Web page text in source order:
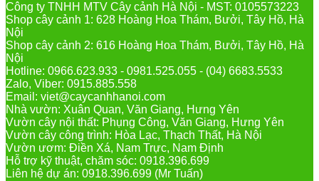
Công ty TNHH MTV Cây cảnh Hà Nội - MST: 0105573223
Shop cây cảnh 1: 628 Hoàng Hoa Thám, Bưởi, Tây Hồ, Hà
Nội
Shop cây cảnh 2: 616 Hoàng Hoa Thám, Bưởi, Tây Hồ, Hà
Nội
Hotline: 0966.623.933 - 0981.525.055 - (04) 6683.5533
Zalo, Viber: 0915.885.558
Email: viet@caycanhhanoi.com
Nhà vườn: Xuân Quan, Văn Giang, Hưng Yên
Vườn cây nội thất: Phụng Công, Văn Giang, Hưng Yên
Vườn cây công trình: Hòa Lạc, Thạch Thất, Hà Nội
Vườn ươm: Điền Xá, Nam Trực, Nam Định
Hỗ trợ kỹ thuật, chăm sóc: 0918.396.699
Liên hệ dự án: 0918.396.699 (Mr Tuấn)